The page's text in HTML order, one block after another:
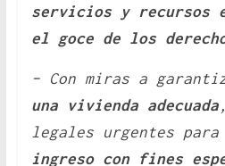
servicios y recursos
el goce de los
– Con miras a
una vivienda adecuada
legales urgentes para
ingreso con fines